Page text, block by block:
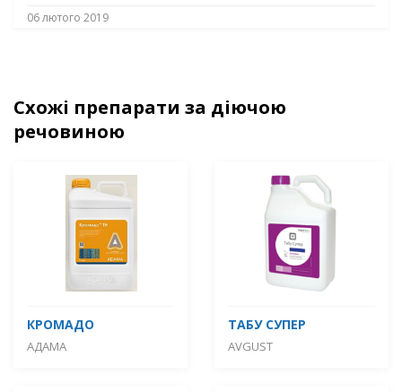
06 лютого 2019
Схожі препарати за діючою
речовиною
КРОМАДО
АДАМА
ТАБУ СУПЕР
AVGUST